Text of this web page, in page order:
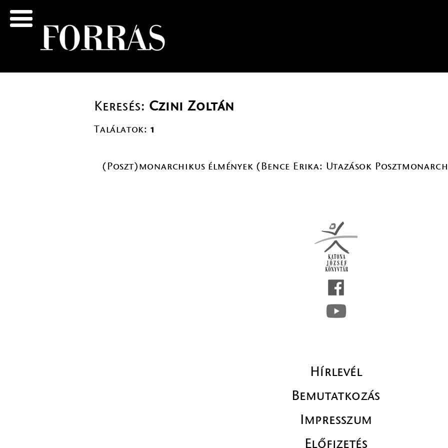
Keresés: Czini Zoltán
Találatok: 1
(Poszt)monarchikus élmények (Bence Erika: Utazások
Hírlevél
Bemutatkozás
Impresszum
Előfizetés